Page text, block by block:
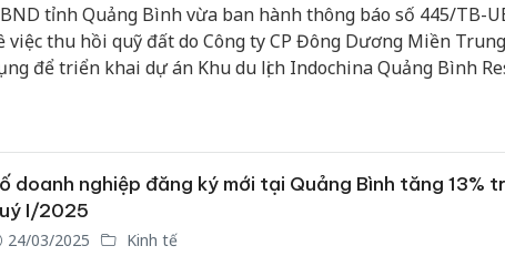
tỉnh Quảng Bình vừa ban hành thông báo số 445/TB-
việc thu hồi quỹ đất do Công ty CP Đông Dương Miền
để triển khai dự án Khu du lịch Indochina Quảng Bình
doanh nghiệp đăng ký mới tại Quảng Bình tăng 13%
I/2025
24/03/2025 Kinh tế
công
ngàn sản
nhập lậu,